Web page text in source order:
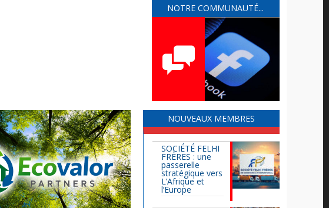
NOTRE COMMUNAUTÉ...
NOUVEAUX MEMBRES
SOCIÉTÉ FELHI
FRÈRES : une
passerelle
stratégique vers
L’Afrique et
l’Europe